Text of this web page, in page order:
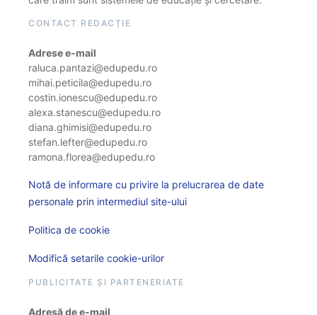
CONTACT REDACȚIE
Adrese e-mail
raluca.pantazi@edupedu.ro
mihai.peticila@edupedu.ro
costin.ionescu@edupedu.ro
alexa.stanescu@edupedu.ro
diana.ghimisi@edupedu.ro
stefan.lefter@edupedu.ro
ramona.florea@edupedu.ro
Notă de informare cu privire la prelucrarea de date
personale prin intermediul site-ului
Politica de cookie
Modifică setarile cookie-urilor
PUBLICITATE ȘI PARTENERIATE
Adresă de e-mail